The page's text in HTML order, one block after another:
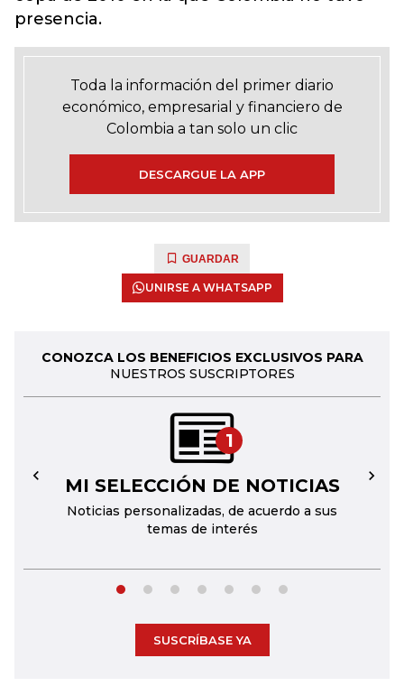
presencia.
Toda la información del primer diario
económico, empresarial y financiero de
Colombia a tan solo un clic
DESCARGUE LA APP
GUARDAR
UNIRSE A WHATSAPP
CONOZCA LOS BENEFICIOS EXCLUSIVOS PARA
NUESTROS SUSCRIPTORES
1
MI SELECCIÓN DE NOTICIAS
Noticias personalizadas, de acuerdo a sus
temas de interés
← →
SUSCRÍBASE YA